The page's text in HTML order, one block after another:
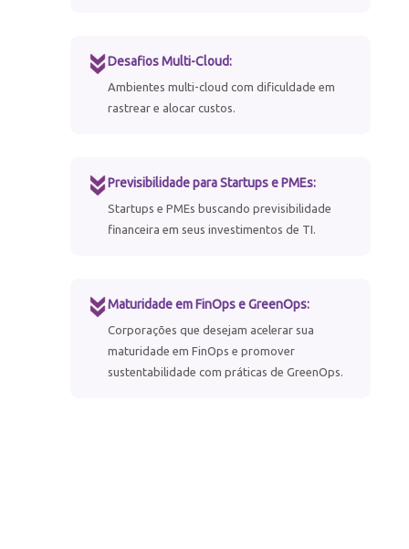
Desafios Multi-Cloud:
Ambientes multi-cloud com dificuldade em
rastrear e alocar custos.
Previsibilidade para Startups e PMEs:
Startups e PMEs buscando previsibilidade
financeira em seus investimentos de TI.
Maturidade em FinOps e GreenOps:
Corporações que desejam acelerar sua
maturidade em FinOps e promover
sustentabilidade com práticas de GreenOps.